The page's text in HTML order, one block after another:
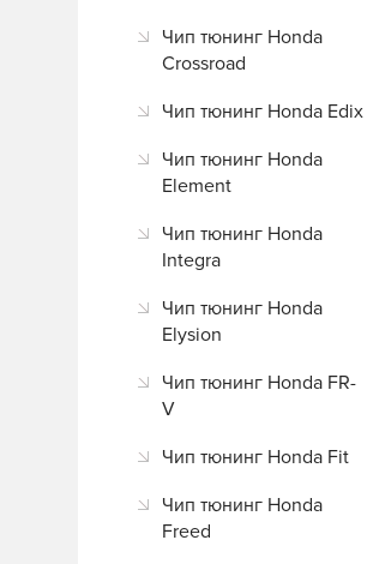
Чип тюнинг Honda
Crossroad
Чип тюнинг Honda Edix
Чип тюнинг Honda
Element
Чип тюнинг Honda
Integra
Чип тюнинг Honda
Elysion
Чип тюнинг Honda FR-
V
Чип тюнинг Honda Fit
Чип тюнинг Honda
Freed